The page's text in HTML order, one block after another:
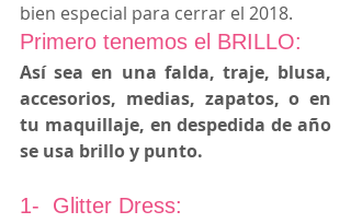
bien especial para cerrar el 2018.
Primero tenemos el BRILLO:
Así sea en una falda, traje, blusa,
accesorios, medias, zapatos, o en
tu maquillaje, en despedida de año
se usa brillo y punto.
1-  Glitter Dress: